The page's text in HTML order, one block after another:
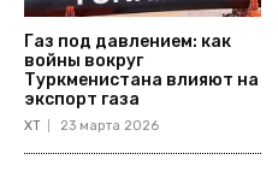
Газ под давлением: как
войны вокруг
Туркменистана влияют на
экспорт газа
ХТ 23 марта 2026